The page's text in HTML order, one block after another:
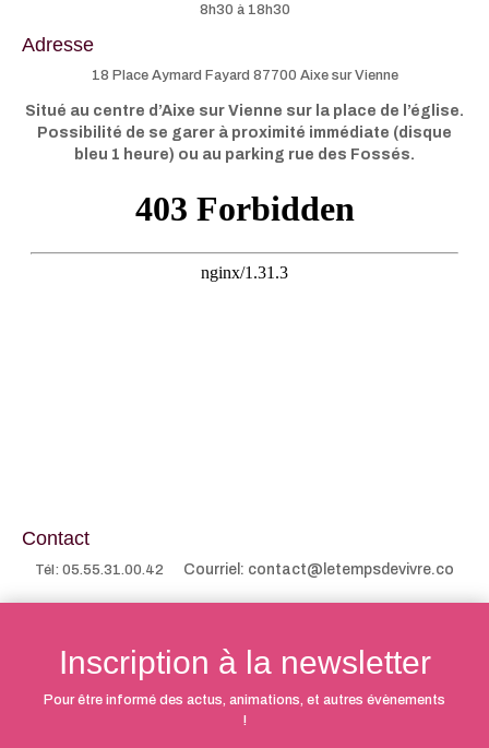
8h30 à 18h30
Adresse
18 Place Aymard Fayard 87700 Aixe sur Vienne
Situé au centre d’Aixe sur Vienne sur la place de l’église.
Possibilité de se garer à proximité immédiate (disque
bleu 1 heure) ou au parking rue des Fossés.
Contact
Tél: 05.55.31.00.42 Courriel: contact@letempsdevivre.co
Inscription à la newsletter
Pour être informé des actus, animations, et autres évènements
!